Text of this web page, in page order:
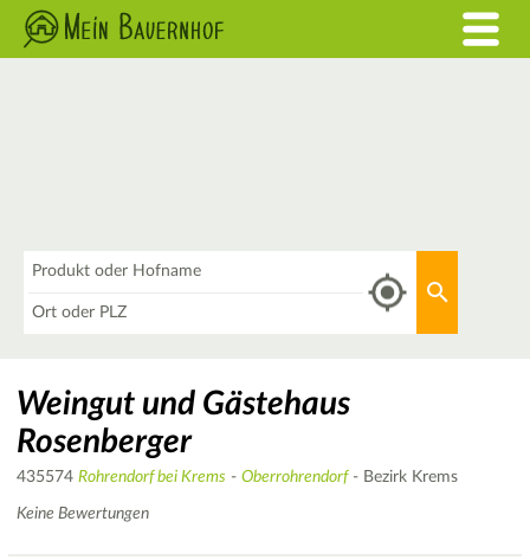
Weingut und Gästehaus
Rosenberger
435574 Rohrendorf bei Krems - Oberrohrendorf- Bezirk Krems
Keine Bewertungen